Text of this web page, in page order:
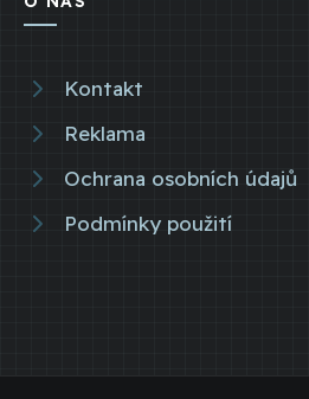
Kontakt
Reklama
Ochrana osobních údajů
Podmínky použití